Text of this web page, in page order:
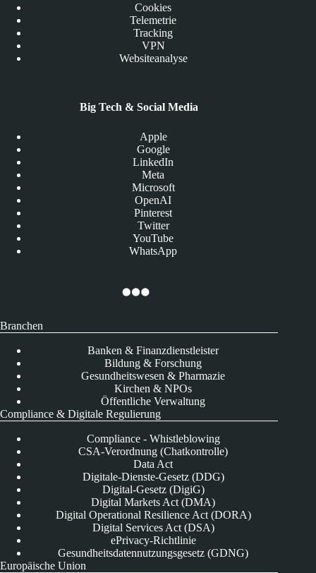
Cookies
Telemetrie
Tracking
VPN
Websiteanalyse
Big Tech & Social Media
Apple
Google
LinkedIn
Meta
Microsoft
OpenAI
Pinterest
Twitter
YouTube
WhatsApp
Branchen
Banken & Finanzdienstleister
Bildung & Forschung
Gesundheitswesen & Pharmazie
Kirchen & NPOs
Öffentliche Verwaltung
Compliance & Digitale Regulierung
Compliance - Whistleblowing
CSA-Verordnung (Chatkontrolle)
Data Act
Digitale-Dienste-Gesetz (DDG)
Digital-Gesetz (DigiG)
Digital Markets Act (DMA)
Digital Operational Resilience Act (DORA)
Digital Services Act (DSA)
ePrivacy-Richtlinie
Gesundheitsdatennutzungsgesetz (GDNG)
Europäische Union